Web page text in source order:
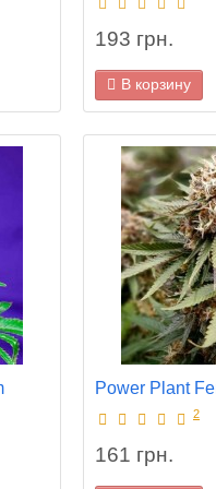
193 грн.
В корзину
193 грн.
В корзину
Power Plant
2
161 грн.